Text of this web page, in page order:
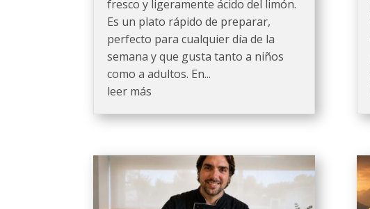
fresco y ligeramente ácido del limón.
Es un plato rápido de preparar,
perfecto para cualquier día de la
semana y que gusta tanto a niños
como a adultos. En...
leer más